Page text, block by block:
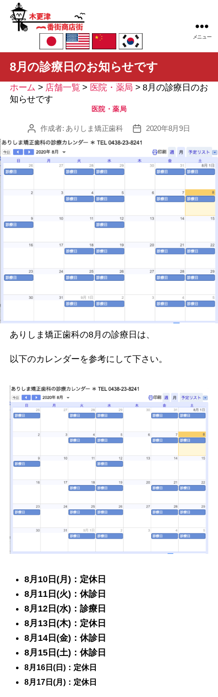
一
番
街
商
興
組
合
メニュー
8月の診療日のお知らせです
ホーム > 店舗一覧 > 医院・薬局 >8月の診療日のお
知らせです
カ
ゴ
リ
医院・薬局
投
稿
者
作成者: ありしま矯正歯科
投
稿
2020年8月9日
ありしま矯正歯科の8月の診療日は、
以下のカレンダーを参考にして下さい。
8月10日(月)：定休日
8月11日(火)：休診日
8月12日(水)：診療日
8月13日(木)：定休日
8月14日(金)：休診日
8月15日(土)：休診日
8月16日(日)：定休日
8月17日(月)：定休日